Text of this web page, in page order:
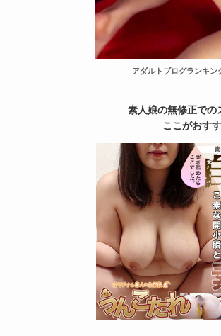
アダルトブログランキン
素人娘の無修正での
ここがおす